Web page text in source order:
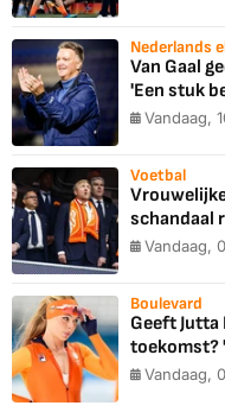
Nederlands
Van Gaal
'Een stuk
Vandaag,
Voetbal
schandaal
Vandaag,
Boulevard
Geeft
toekomst?
Vandaag,